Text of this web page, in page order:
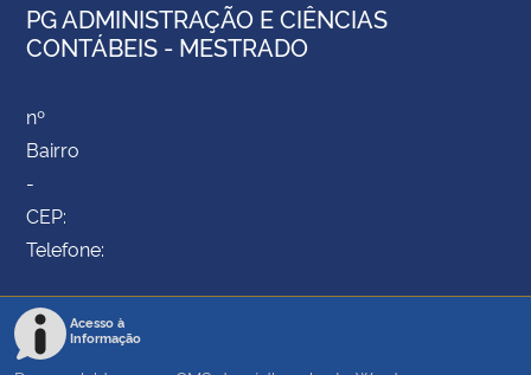
PG ADMINISTRAÇÃO E CIÊNCIAS
CONTÁBEIS - MESTRADO
nº
Bairro
-
CEP:
Telefone:
Acesso à
Informação